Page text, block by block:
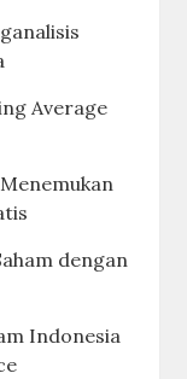
Average
dengan
Indonesia